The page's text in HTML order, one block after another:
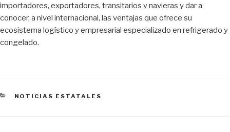
importadores, exportadores, transitarios y navieras y dar a
conocer, a nivel internacional, las ventajas que ofrece su
ecosistema logístico y empresarial especializado en refrigerado y
congelado.
CATEGORÍAS
NOTICIAS ESTATALES